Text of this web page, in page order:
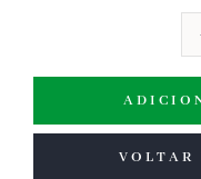
VOLTAR